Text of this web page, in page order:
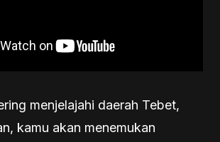
menjelajahi daerah Tebet,
kamu akan menemukan